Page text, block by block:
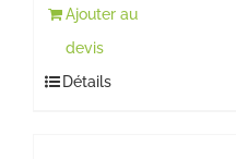
Ajouter au
devis
Détails